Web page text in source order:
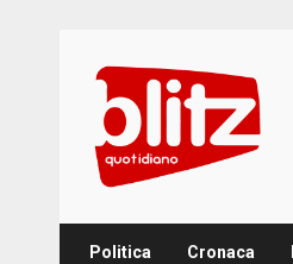
content
Politica Cronaca